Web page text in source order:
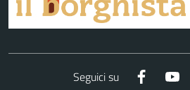
Seguici su Facebook